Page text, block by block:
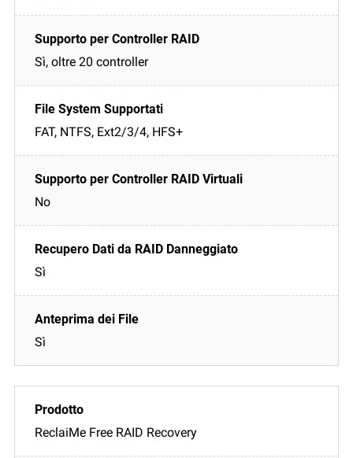
Sì, oltre 20 controller
FAT, NTFS, Ext2/3/4, HFS+
No
Sì
Sì
ReclaiMe Free RAID Recovery